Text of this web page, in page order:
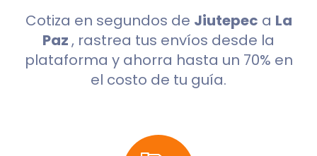
Cotiza en segundos de Jiutepec a La
Paz, rastrea tus envíos desde la
plataforma y ahorra hasta un 70% en
el costo de tu guía.